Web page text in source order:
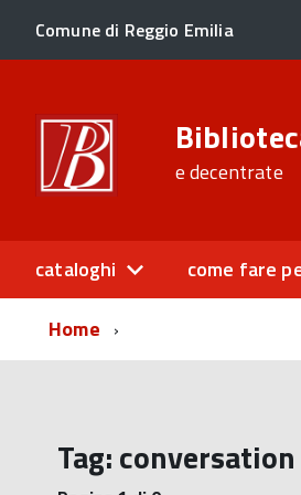
Comune di Reggio Emilia
e decentrate
cataloghi come fare
Home
Tag: